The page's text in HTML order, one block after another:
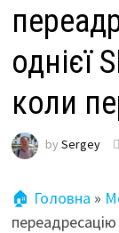
однієї
коли
by Sergey
🏠 Головна »
переадресацію